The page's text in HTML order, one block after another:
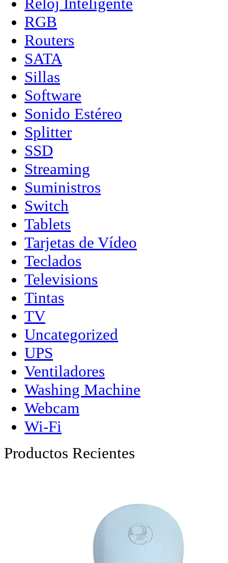
RGB
Routers
SATA
Sillas
Software
Sonido Estéreo
Splitter
SSD
Streaming
Suministros
Switch
Tablets
Tarjetas de Vídeo
Teclados
Televisions
Tintas
TV
Uncategorized
UPS
Ventiladores
Washing Machine
Webcam
Wi-Fi
Productos Recientes